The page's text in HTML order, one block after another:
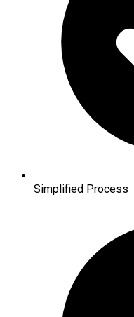
Simplified Process